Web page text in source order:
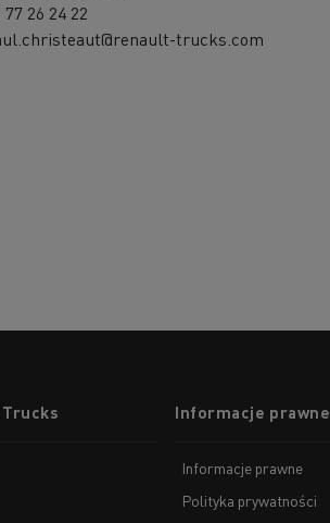
77 26 24 22
trucks.com
Informacje prawne
Informacje prawne
Polityka prywatności